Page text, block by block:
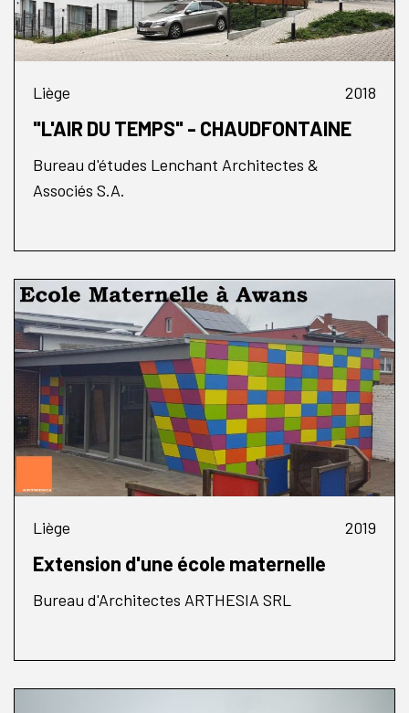
Liège 2018
"L'AIR DU TEMPS" - CHAUDFONTAINE
Bureau d'études Lenchant Architectes &
Associés S.A.
Liège 2019
Extension d'une école maternelle
Bureau d'Architectes ARTHESIA SRL